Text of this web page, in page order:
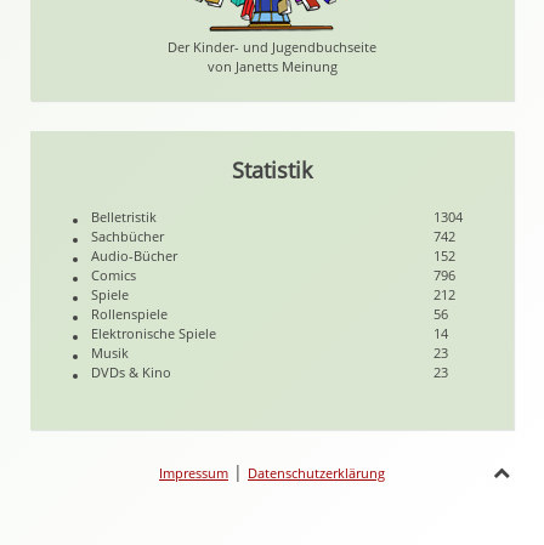
Der Kinder- und Jugendbuchseite
von Janetts Meinung
Statistik
Belletristik
1304
Sachbücher
742
Audio-Bücher
152
Comics
796
Spiele
212
Rollenspiele
56
Elektronische Spiele
14
Musik
23
DVDs & Kino
23
Impressum | Datenschutzerklärung